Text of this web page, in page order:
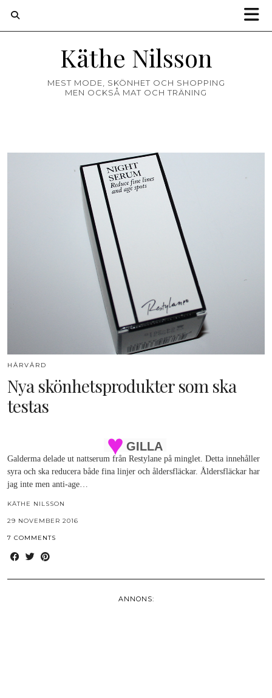
Käthe Nilsson
MEST MODE, SKÖNHET OCH SHOPPING
MEN OCKSÅ MAT OCH TRÄNING
HÅRVÅRD
Nya skönhetsprodukter som ska
testas
GILLA
Galderma delade ut nattserum från Restylane på minglet. Detta innehåller
syra och ska reducera både fina linjer och åldersfläckar. Åldersfläckar har
jag inte men anti-age…
KÄTHE NILSSON
29 NOVEMBER 2016
7 COMMENTS
ANNONS: